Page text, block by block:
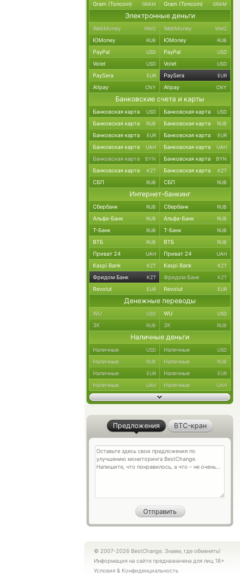
Gram (Toncoin) GRAM Gram (Toncoin) GRAM
Электронные деньги
WebMoney WMZ WebMoney WMZ
ЮMoney RUB ЮMoney RUB
PayPal USD PayPal USD
Volet USD Volet USD
PaySera EUR PaySera EUR
Alipay CNY Alipay CNY
Банковские счета и карты
Банковская карта USD Банковская карта USD
Банковская карта RUB Банковская карта RUB
Банковская карта EUR Банковская карта EUR
Банковская карта UAH Банковская карта UAH
Банковская карта BYN Банковская карта BYN
Банковская карта KZT Банковская карта KZT
СБП RUB СБП RUB
Интернет-банкинг
Сбербанк RUB Сбербанк RUB
Альфа-Банк RUB Альфа-Банк RUB
Т-Банк RUB Т-Банк RUB
ВТБ RUB ВТБ RUB
Приват 24 UAH Приват 24 UAH
Kaspi Bank KZT Kaspi Bank KZT
Фридом Банк KZT Фридом Банк KZT
Revolut EUR Revolut EUR
Денежные переводы
WU USD WU USD
ЗК RUB ЗК RUB
Наличные деньги
Наличные USD Наличные USD
Наличные RUB Наличные RUB
Наличные EUR Наличные EUR
Наличные UAH Наличные UAH
Предложения BTC-кран
© 2007-2026 BestChange. Знаем, где обменять!
Информация на сайте предназначена для лиц 18+
Условия & Конфиденциальность